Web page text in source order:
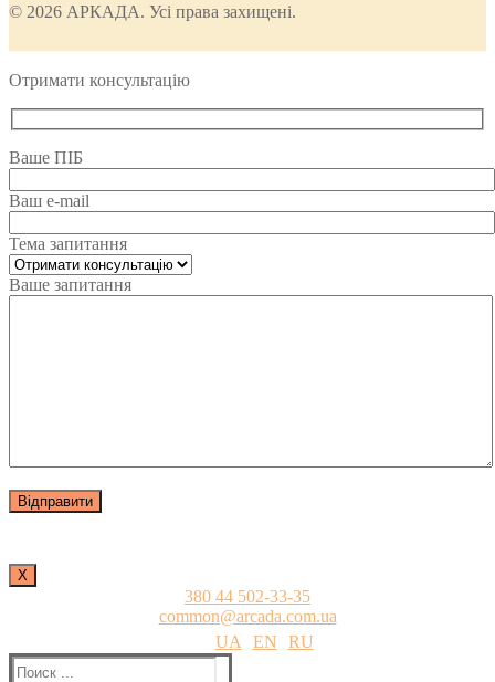
© 2026 АРКАДА. Усі права захищені.
Отримати консультацію
Ваше ПІБ
Ваш e-mail
Тема запитання
Ваше запитання
Х
380 44 502-33-35
common@arcada.com.ua
UA
EN
RU
Найти: